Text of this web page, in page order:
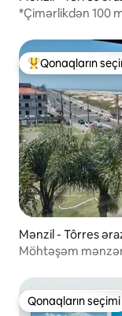
*Çimərlikdən 100
Populyar
Qonaqların
Mənzil - Tôrres
Möhtəşəm
Qonaqların seçimi
Qonaqların seçimi